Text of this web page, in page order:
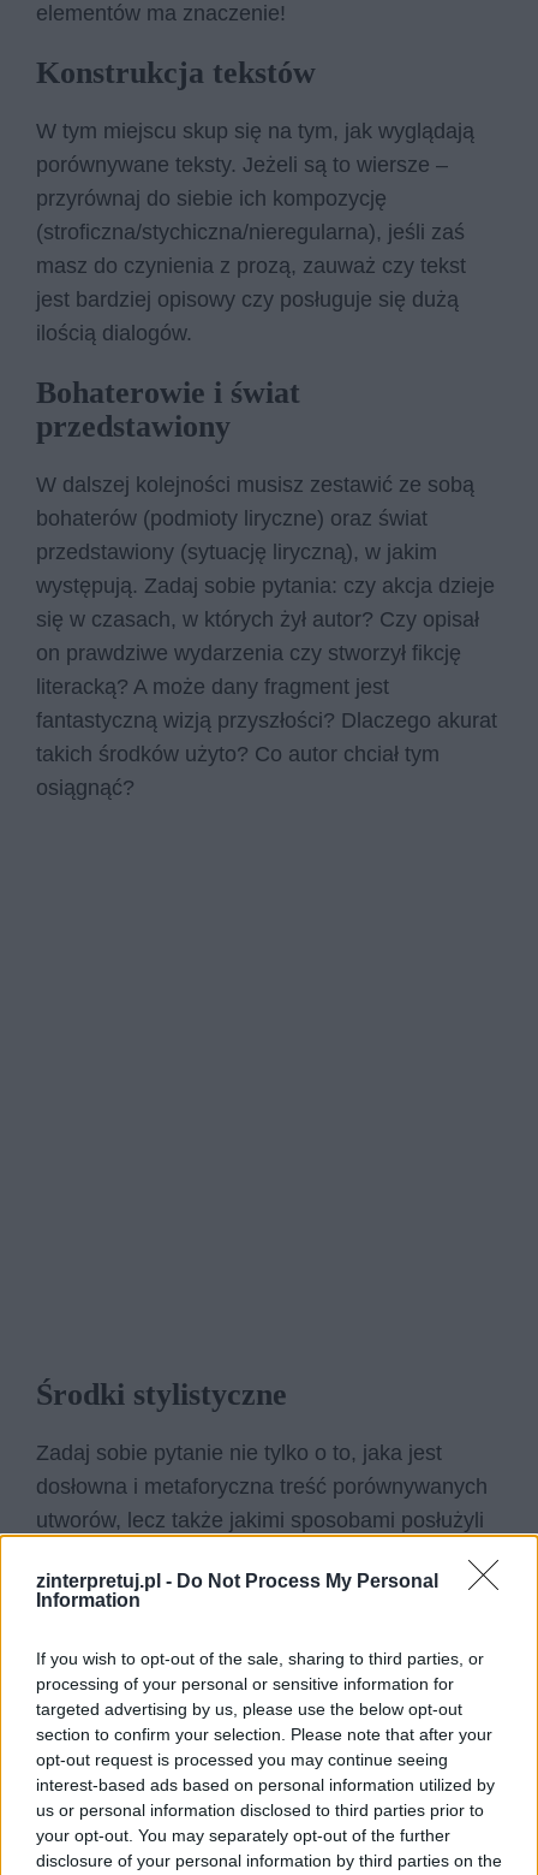
zinterpretuj.pl - Do Not Process My Personal
Information
If you wish to opt-out of the sale, sharing to third parties, or
processing of your personal or sensitive information for
targeted advertising by us, please use the below opt-out
section to confirm your selection. Please note that after your
opt-out request is processed you may continue seeing
interest-based ads based on personal information utilized by
us or personal information disclosed to third parties prior to
your opt-out. You may separately opt-out of the further
disclosure of your personal information by third parties on the
elementów ma znaczenie!
Konstrukcja tekstów
W tym miejscu skup się na tym, jak wyglądają
porównywane teksty. Jeżeli są to wiersze –
przyrównaj do siebie ich kompozycję
(stroficzna/stychiczna/nieregularna), jeśli zaś
masz do czynienia z prozą, zauważ czy tekst
jest bardziej opisowy czy posługuje się dużą
ilością dialogów.
Bohaterowie i świat
przedstawiony
W dalszej kolejności musisz zestawić ze sobą
bohaterów (podmioty liryczne) oraz świat
przedstawiony (sytuację liryczną), w jakim
występują. Zadaj sobie pytania: czy akcja dzieje
się w czasach, w których żył autor? Czy opisał
on prawdziwe wydarzenia czy stworzył fikcję
literacką? A może dany fragment jest
fantastyczną wizją przyszłości? Dlaczego akurat
takich środków użyto? Co autor chciał tym
osiągnąć?
Środki stylistyczne
Zadaj sobie pytanie nie tylko o to, jaka jest
dosłowna i metaforyczna treść porównywanych
utworów, lecz także jakimi sposobami posłużyli
się ich autorzy, by przekazać je odbiorcy. Czy
ich styl jest skomplikowany, metaforyczny,
zakresu historii kultury lub sztuki? A może
odwrotnie – jest prosty, wręcz banalny i właśnie
ową prostotą zwraca na siebie uwagę?
Koniecznie poprzyj swoje zdanie nazwami
konkretnych środków stylistycznych, a do ich
zilustrowania najlepiej użyj cytatów!